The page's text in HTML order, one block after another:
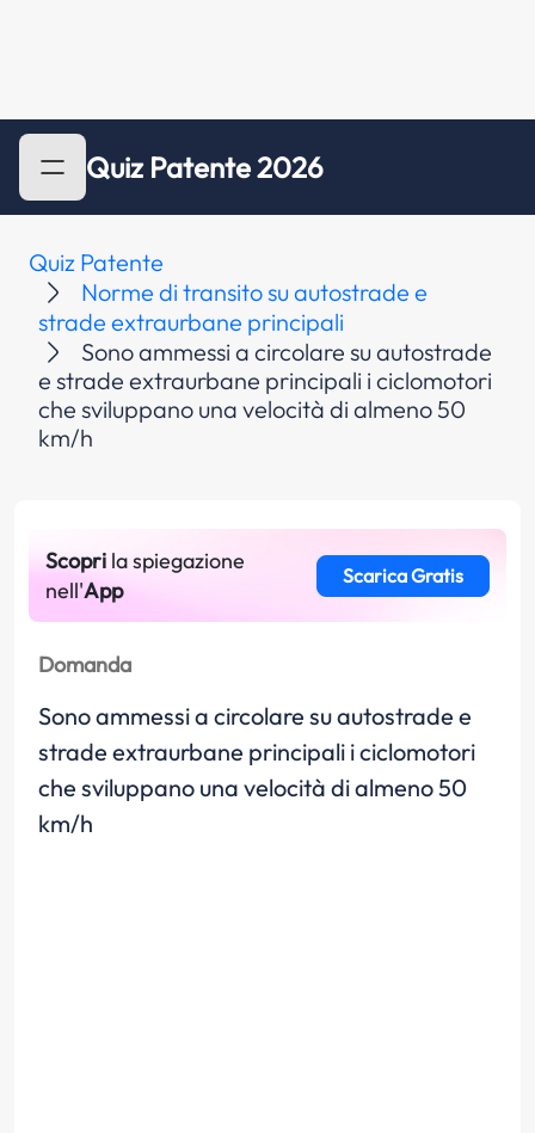
Quiz Patente 2026
Quiz Patente
Norme di transito su autostrade e
strade extraurbane principali
Sono ammessi a circolare su autostrade
e strade extraurbane principali i ciclomotori
che sviluppano una velocità di almeno 50
km/h
Scopri la spiegazione
nell'App
Scarica Gratis
Domanda
Sono ammessi a circolare su autostrade e
strade extraurbane principali i ciclomotori
che sviluppano una velocità di almeno 50
km/h